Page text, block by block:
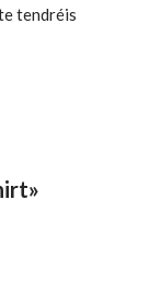
tendréis